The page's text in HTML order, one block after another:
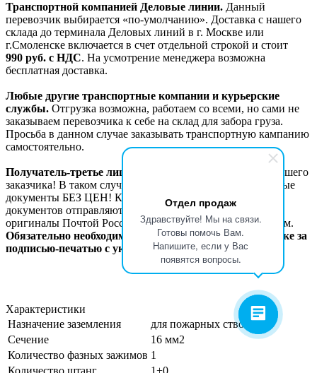
Отдел продаж
Здравствуйте! Мы на связи.
Готовы помочь Вам.
Напишите, если у Вас
появятся вопросы.
Транспортной компанией Деловые линии. Данный
перевозчик выбирается «по-умолчанию». Доставка с нашего
склада до терминала Деловых линий в г. Москве или
г.Смоленске включается в счет отдельной строкой и стоит
990 руб. с НДС. На усмотрение менеджера возможна
бесплатная доставка.
Любые другие транспортные компании и курьерские
службы. Отгрузка возможна, работаем со всеми, но сами не
заказываем перевозчика к себе на склад для забора груза.
Просьба в данном случае заказывать транспортную кампанию
самостоятельно.
Получатель-третье лицо!
Возможна отгрузка в адрес Вашего
заказчика! В таком случае с грузом идут сопроводительные
документы БЕЗ ЦЕН! Копии товаросопроводительных
документов отправляются Вам по электронной почте,
оригиналы Почтой России или другим удобным способом.
Обязательно необходимо официальное письмо на бланке за
подписью-печатью с указанием данных по отгрузке.
Характеристики
Назначение заземления
для пожарных стволов
Сечение
16 мм2
Количество фазных зажимов 1